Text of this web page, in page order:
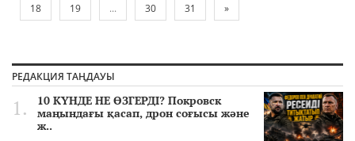
18
19 ... 30 31 »
РЕДАКЦИЯ ТАҢДАУЫ
10 КҮНДЕ НЕ ӨЗГЕРДІ? Покровск
маңындағы қасап, дрон соғысы және
ж..